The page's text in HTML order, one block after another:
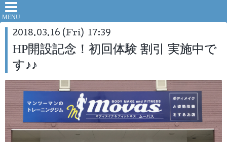
2018.03.16 (Fri) 17:39
HP開設記念！初回体験 割引 実施中で
す♪♪